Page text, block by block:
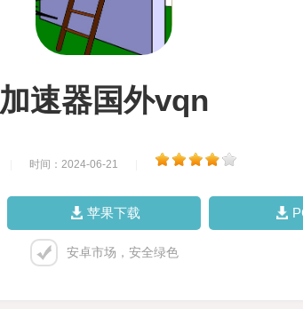
加速器国外vqn
时间：2024-06-21
苹果下载
安卓市场，安全绿色